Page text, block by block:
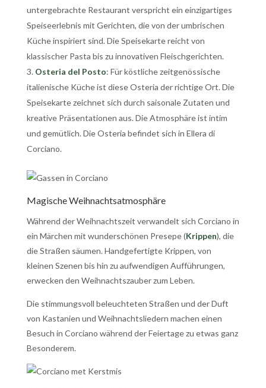
untergebrachte Restaurant verspricht ein einzigartiges
Speiseerlebnis mit Gerichten, die von der umbrischen
Küche inspiriert sind. Die Speisekarte reicht von
klassischer Pasta bis zu innovativen Fleischgerichten.
Osteria del Posto: Für köstliche zeitgenössische
italienische Küche ist diese Osteria der richtige Ort. Die
Speisekarte zeichnet sich durch saisonale Zutaten und
kreative Präsentationen aus. Die Atmosphäre ist intim
und gemütlich. Die Osteria befindet sich in Ellera di
Corciano.
Magische Weihnachtsatmosphäre
Während der Weihnachtszeit verwandelt sich Corciano in
ein Märchen mit wunderschönen Presepe (Krippen), die
die Straßen säumen. Handgefertigte Krippen, von
kleinen Szenen bis hin zu aufwendigen Aufführungen,
erwecken den Weihnachtszauber zum Leben.
Die stimmungsvoll beleuchteten Straßen und der Duft
von Kastanien und Weihnachtsliedern machen einen
Besuch in Corciano während der Feiertage zu etwas ganz
Besonderem.